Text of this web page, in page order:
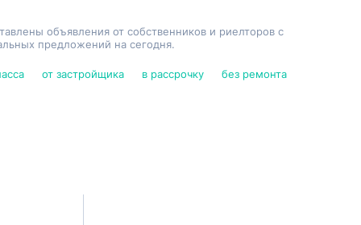
объявления от собственников и риелторов с
предложений на сегодня.
от застройщика в рассрочку без ремонта